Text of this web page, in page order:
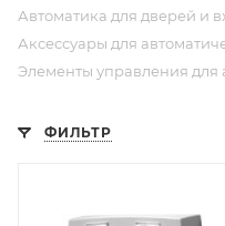
Автоматика для дверей и
Аксессуары для
Элементы управления для
ФИЛЬТР